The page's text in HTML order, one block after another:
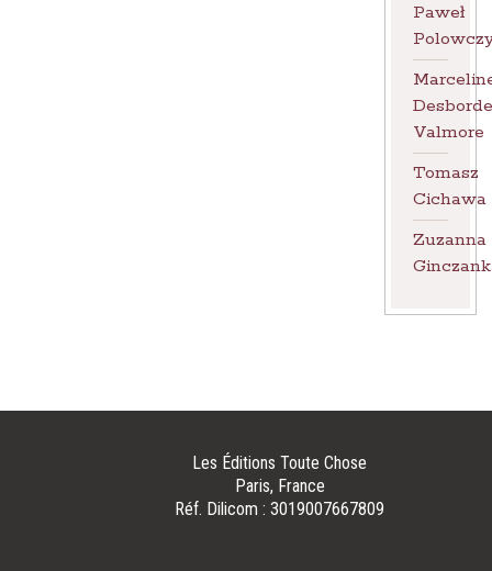
Paweł
Valmore
Tomasz
Cichawa
Zuzanna
Les Éditions Toute Chose
Paris, France
Réf. Dilicom : 3019007667809